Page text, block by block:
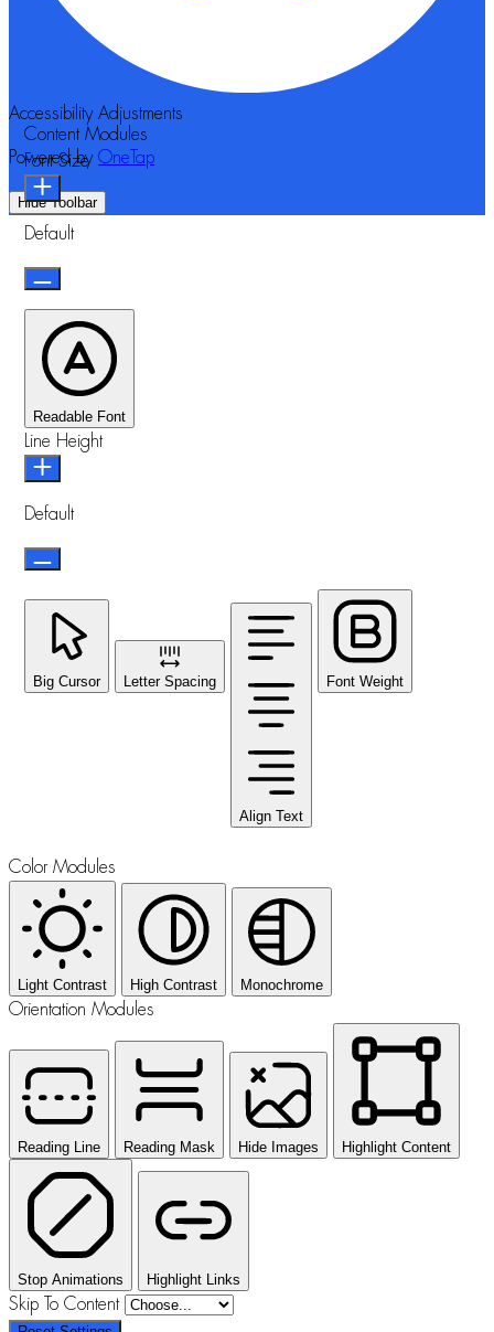
Accessibility Adjustments
Powered by OneTap
Hide Toolbar
Content Modules
Font Size
Default
Readable Font
Line Height
Default
Big Cursor Letter Spacing
Align Text
Font Weight
Color Modules
Light Contrast High Contrast Monochrome
Orientation Modules
Reading Line Reading Mask Hide Images Highlight Content
Stop Animations Highlight Links
Skip To Content